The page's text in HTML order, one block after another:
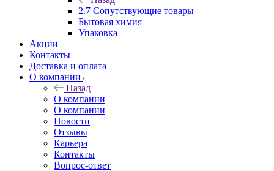
2.7 Сопутствующие товары
Бытовая химия
Упаковка
Акции
Контакты
Доставка и оплата
О компании
Назад
О компании
О компании
Новости
Отзывы
Карьера
Контакты
Вопрос-ответ